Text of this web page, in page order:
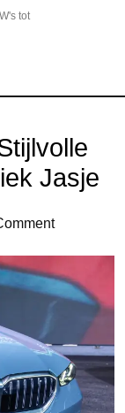
tot
Jasje